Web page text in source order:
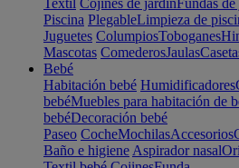
Textil Cojines de jardínFundas
Piscina PlegableLimpieza de
Juguetes ColumpiosToboganes
Mascotas ComederosJaulas
Bebé
Habitación bebé Humidificadores
bebéMuebles para habitación de
bebéDecoración bebé
Paseo CocheMochilasAccesorios
Baño e higiene Aspirador nasal